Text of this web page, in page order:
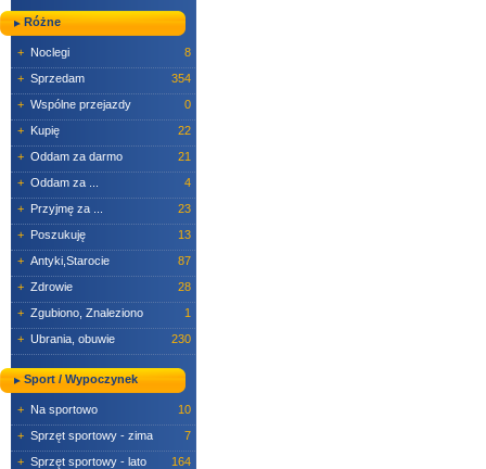
Różne
+ Noclegi
8
+ Sprzedam
354
+ Wspólne przejazdy
0
+ Kupię
22
+ Oddam za darmo
21
+ Oddam za ...
4
+ Przyjmę za ...
23
+ Poszukuję
13
+ Antyki,Starocie
87
+ Zdrowie
28
+ Zgubiono, Znaleziono
1
+ Ubrania, obuwie 230
Sport / Wypoczynek
+ Na sportowo
10
+ Sprzęt sportowy - zima
7
+ Sprzęt sportowy - lato
164